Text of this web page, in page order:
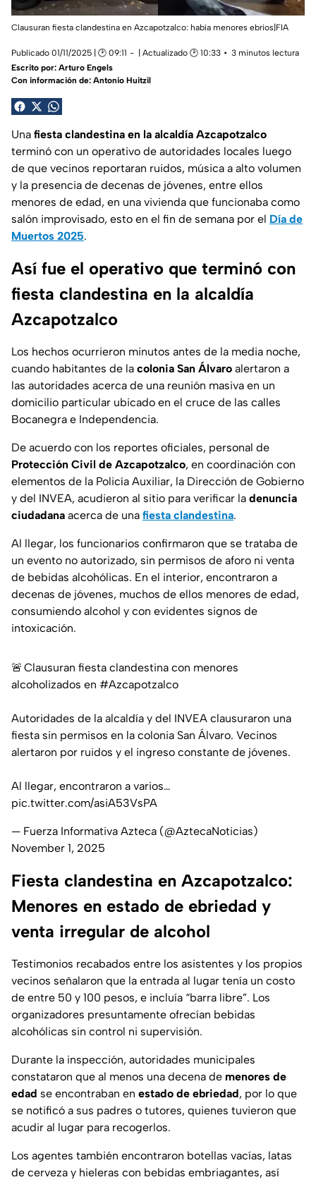
Clausuran fiesta clandestina en Azcapotzalco: había menores ebrios|FIA
Publicado 01/11/2025 | 🕑 09:11 | Actualizado 🕑 10:33
3 minutos lectura
Escrito por: Arturo Engels
Con información de: Antonio Huitzil
Una fiesta clandestina en la alcaldía Azcapotzalco
terminó con un operativo de autoridades locales luego
de que vecinos reportaran ruidos, música a alto volumen
y la presencia de decenas de jóvenes, entre ellos
menores de edad, en una vivienda que funcionaba como
salón improvisado, esto en el fin de semana por el Día de
Muertos 2025.
Así fue el operativo que terminó con
fiesta clandestina en la alcaldía
Azcapotzalco
Los hechos ocurrieron minutos antes de la media noche,
cuando habitantes de la colonia San Álvaro alertaron a
las autoridades acerca de una reunión masiva en un
domicilio particular ubicado en el cruce de las calles
Bocanegra e Independencia.
De acuerdo con los reportes oficiales, personal de
Protección Civil de Azcapotzalco, en coordinación con
elementos de la Policía Auxiliar, la Dirección de Gobierno
y del INVEA, acudieron al sitio para verificar la denuncia
ciudadana acerca de una fiesta clandestina.
Al llegar, los funcionarios confirmaron que se trataba de
un evento no autorizado, sin permisos de aforo ni venta
de bebidas alcohólicas. En el interior, encontraron a
decenas de jóvenes, muchos de ellos menores de edad,
consumiendo alcohol y con evidentes signos de
intoxicación.
🚨 Clausuran fiesta clandestina con menores
alcoholizados en #Azcapotzalco
Autoridades de la alcaldía y del INVEA clausuraron una
fiesta sin permisos en la colonia San Álvaro. Vecinos
alertaron por ruidos y el ingreso constante de jóvenes.
Al llegar, encontraron a varios…
pic.twitter.com/asiA53VsPA
— Fuerza Informativa Azteca (@AztecaNoticias)
November 1, 2025
Fiesta clandestina en Azcapotzalco:
Menores en estado de ebriedad y
venta irregular de alcohol
Testimonios recabados entre los asistentes y los propios
vecinos señalaron que la entrada al lugar tenía un costo
de entre 50 y 100 pesos, e incluía “barra libre”. Los
organizadores presuntamente ofrecían bebidas
alcohólicas sin control ni supervisión.
Durante la inspección, autoridades municipales
constataron que al menos una decena de menores de
edad se encontraban en estado de ebriedad, por lo que
se notificó a sus padres o tutores, quienes tuvieron que
acudir al lugar para recogerlos.
Los agentes también encontraron botellas vacías, latas
de cerveza y hieleras con bebidas embriagantes, así